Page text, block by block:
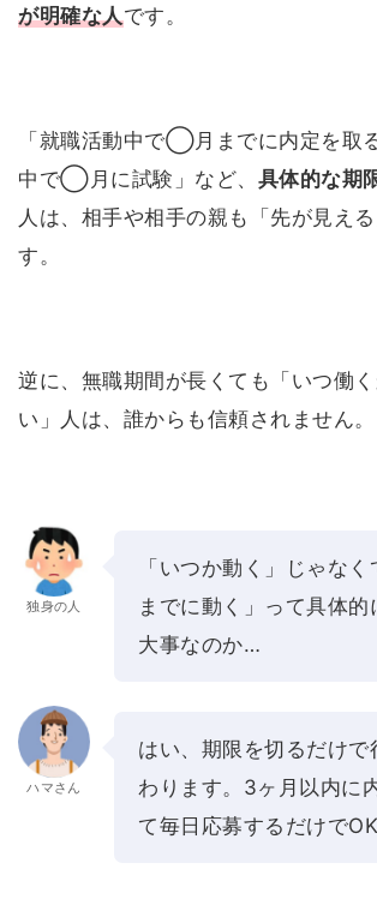
が明確な人です。
「就職活動中で◯月までに内定を取
中で◯月に試験」など、 具体的な期
人は、相手や相手の親も「先が見え
す。
逆に、無職期間が長くても「いつ働
い」人は、誰からも信頼されません。
独身の人
「いつか動く」じゃな
までに動く」って具体的
大事なのか…
ハマさん
はい、期限を切るだけで
わります。3ヶ月以内に
て毎日応募するだけでOK